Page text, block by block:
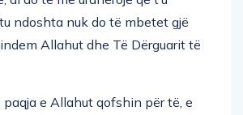
ndoshta nuk do të mbetet gjë
Allahut dhe Të Dërguarit të
e Allahut qofshin për të, e